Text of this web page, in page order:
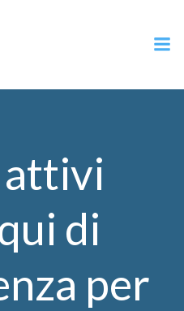
attivi
di
per